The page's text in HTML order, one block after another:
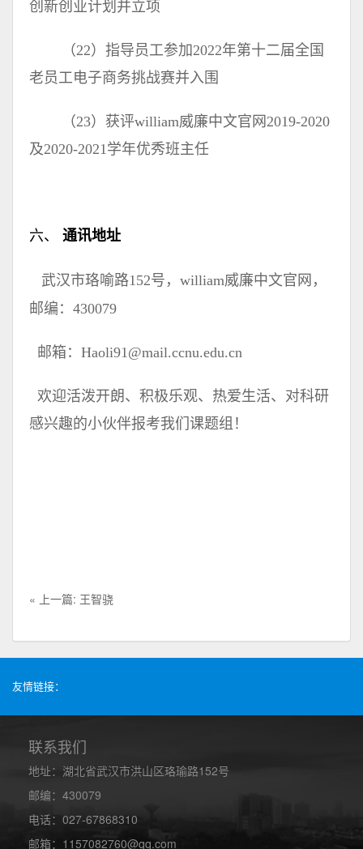
创新创业计划并立项
（22）指导员工参加2022年第十二届全国
老员工电子商务挑战赛并入围
（23）获评william威廉中文官网2019-2020
及2020-2021学年优秀班主任
六、 通讯地址
武汉市珞喻路152号，william威廉中文官网，
邮编：430079
邮箱：Haoli91@mail.ccnu.edu.cn
欢迎活泼开朗、积极乐观、热爱生活、对科研
感兴趣的小伙伴报考我们课题组！
« 上一篇: 王智骁
友情链接：
联系我们
地址：湖北省武汉市洪山区珞瑜路152号
邮编：430079
电话：027-67868310
邮箱：1157082760@qq.com